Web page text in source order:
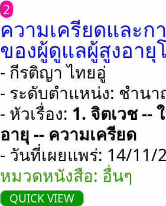
2
ความเครียดและก
ของผู้ดูแลผู้สูงอายุ
- กีรติญา ไทยอู่
- ระดับตำแหน่ง: ชําน
- หัวเรื่อง: 1. จิตเวช --
อายุ -- ความเครียด
- วันที่เผยแพร่: 14/11/
หมวดหนังสือ: อื่นๆ
QUICK VIEW